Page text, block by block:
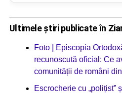
Ultimele știri publicate în
Foto | Episcopia
recunoscută oficial: Ce
comunității de români
Escrocherie cu „polițist”